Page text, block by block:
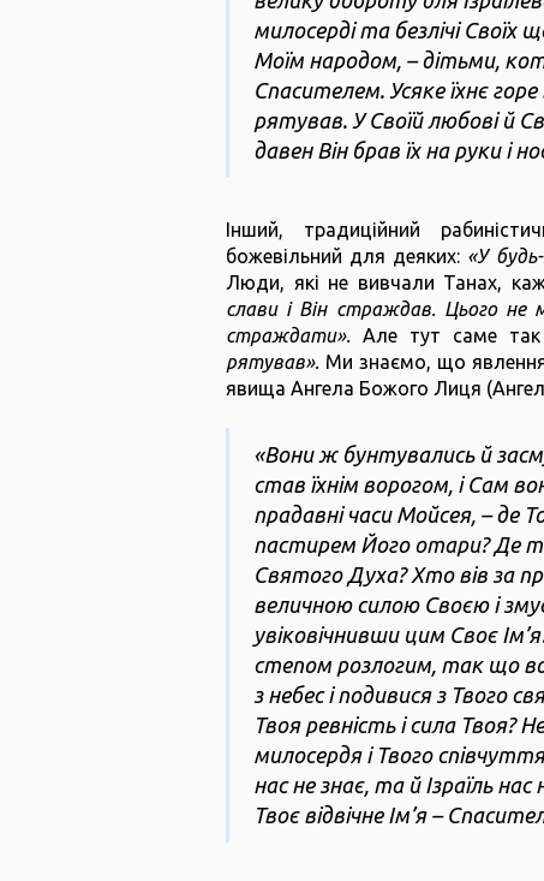
милосерді та безлічі Своїх
Моїм народом, – дітьми,
Спасителем. Усяке їхнє
рятував. У Своїй любові й
давен Він брав їх на руки і
Інший, традиційний
божевільний для деяких: «У
Люди, які не вивчали Танах,
слави і Він страждав. Цього не
страждати». Але тут саме так
рятував». Ми знаємо, що явлення
явища Ангела Божого Лиця
«Вони ж бунтувались й
став їхнім ворогом, і Сам
прадавні часи Мойсея, – де
пастирем Його отари? Де
Святого Духа? Хто вів за
величною силою Своєю і
увіковічнивши цим Своє
степом розлогим, так що
з небес і подивися з Твого
Твоя ревність і сила Твоя?
милосердя і Твого
нас не знає, та й Ізраїль
Твоє відвічне Ім’я –